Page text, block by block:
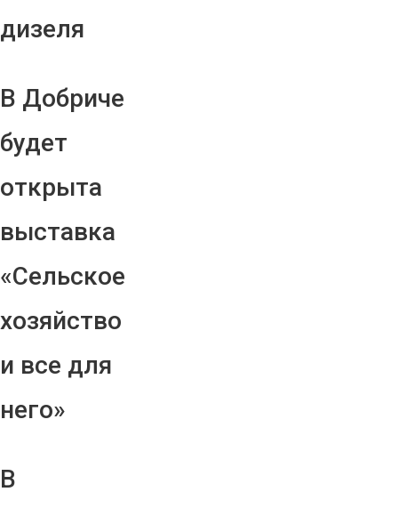
дизеля
В Добриче
будет
открыта
выставка
«Сельское
хозяйство
и все для
него»
В